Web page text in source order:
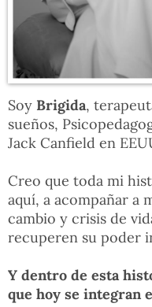
Soy Brigida,
sueños,
Jack Canfield en
Creo que toda mi
aquí, a acompañar a
cambio y crisis de
recuperen su poder
Y dentro de esta
que hoy se integran